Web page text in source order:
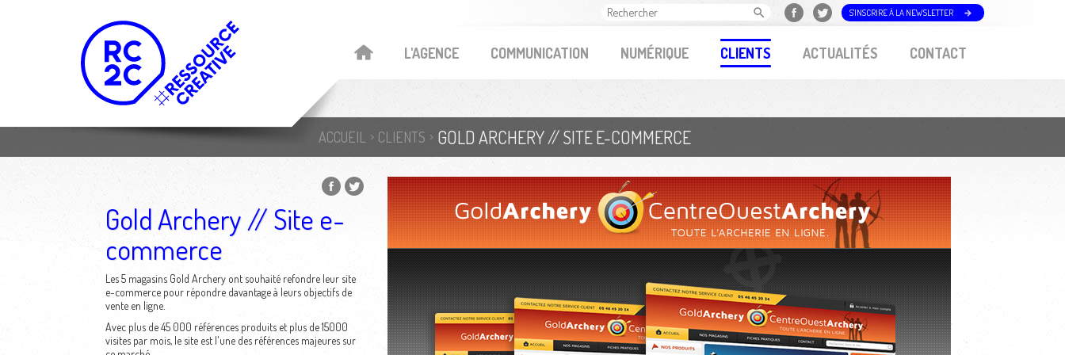
L'AGENCE COMMUNICATION NUMÉRIQUE CLIENTS ACTUALITÉS CONTACT
S'INSCRIRE À LA NEWSLETTER
ACCUEIL CLIENTS GOLD ARCHERY // SITE E-COMMERCE
Gold Archery // Site e-
commerce
Les 5 magasins Gold Archery ont souhaité refondre leur site
e-commerce pour répondre davantage à leurs objectifs de
vente en ligne.
Avec plus de 45 000 références produits et plus de 15000
visites par mois, le site est l'une des références majeures sur